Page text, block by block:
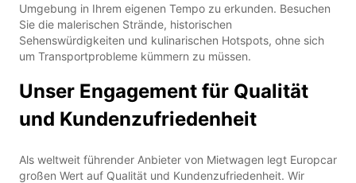
Umgebung in Ihrem eigenen Tempo zu erkunden. Besuchen
Sie die malerischen Strände, historischen
Sehenswürdigkeiten und kulinarischen Hotspots, ohne sich
um Transportprobleme kümmern zu müssen.
Unser Engagement für Qualität
und Kundenzufriedenheit
Als weltweit führender Anbieter von Mietwagen legt Europcar
großen Wert auf Qualität und Kundenzufriedenheit. Wir